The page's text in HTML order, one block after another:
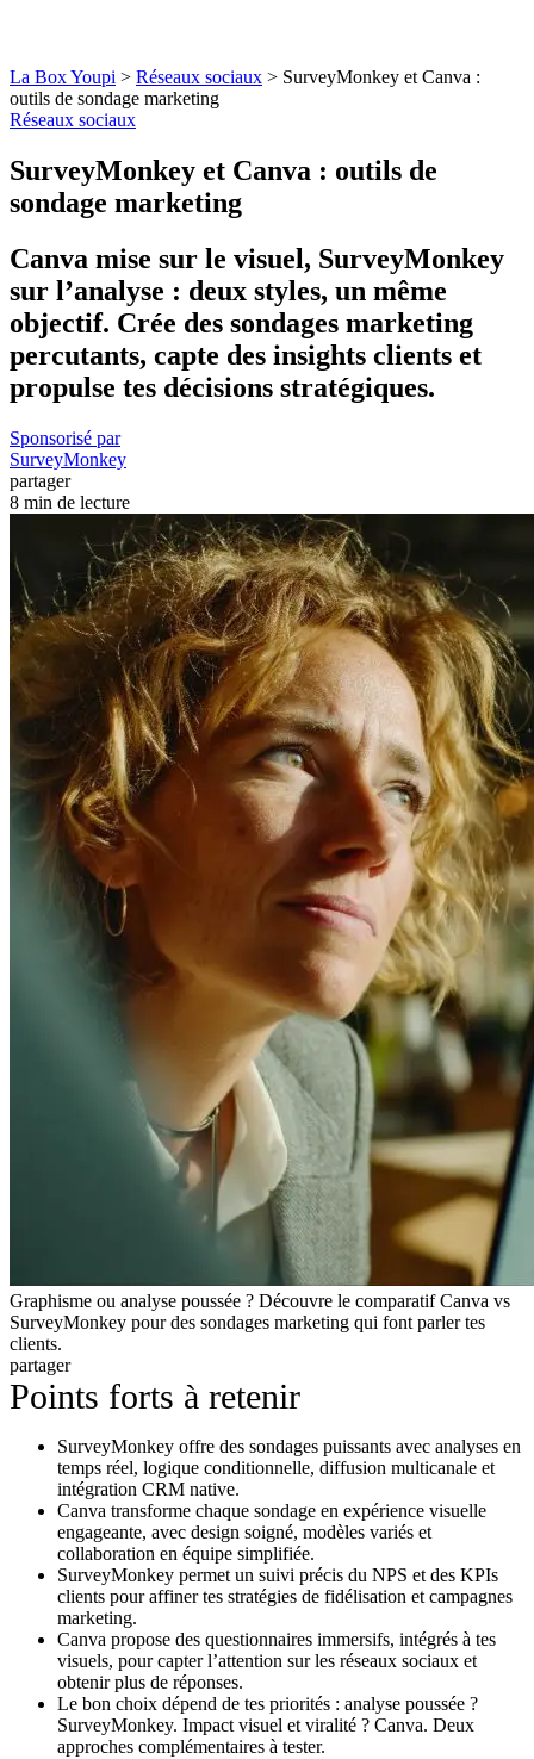
La Box Youpi > Réseaux sociaux > SurveyMonkey et Canva :
outils de sondage marketing
Réseaux sociaux
SurveyMonkey et Canva : outils de
sondage marketing
Canva mise sur le visuel, SurveyMonkey
sur l’analyse : deux styles, un même
objectif. Crée des sondages marketing
percutants, capte des insights clients et
propulse tes décisions stratégiques.
Sponsorisé par
SurveyMonkey
partager
8 min de lecture
Graphisme ou analyse poussée ? Découvre le comparatif Canva vs
SurveyMonkey pour des sondages marketing qui font parler tes
clients.
partager
Points forts à retenir
SurveyMonkey offre des sondages puissants avec analyses en
temps réel, logique conditionnelle, diffusion multicanale et
intégration CRM native.
Canva transforme chaque sondage en expérience visuelle
engageante, avec design soigné, modèles variés et
collaboration en équipe simplifiée.
SurveyMonkey permet un suivi précis du NPS et des KPIs
clients pour affiner tes stratégies de fidélisation et campagnes
marketing.
Canva propose des questionnaires immersifs, intégrés à tes
visuels, pour capter l’attention sur les réseaux sociaux et
obtenir plus de réponses.
Le bon choix dépend de tes priorités : analyse poussée ?
SurveyMonkey. Impact visuel et viralité ? Canva. Deux
approches complémentaires à tester.